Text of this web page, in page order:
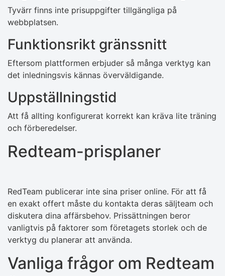
Tyvärr finns inte prisuppgifter tillgängliga på
webbplatsen.
Funktionsrikt gränssnitt
Eftersom plattformen erbjuder så många verktyg kan
det inledningsvis kännas överväldigande.
Uppställningstid
Att få allting konfigurerat korrekt kan kräva lite träning
och förberedelser.
Redteam-prisplaner
RedTeam publicerar inte sina priser online. För att få
en exakt offert måste du kontakta deras säljteam och
diskutera dina affärsbehov. Prissättningen beror
vanligtvis på faktorer som företagets storlek och de
verktyg du planerar att använda.
Vanliga frågor om Redteam